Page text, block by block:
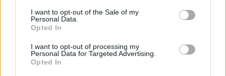
I want to opt-out of the Sale of my
Personal Data.
Opted In
I want to opt-out of processing my
Personal Data for Targeted Advertising.
Opted In